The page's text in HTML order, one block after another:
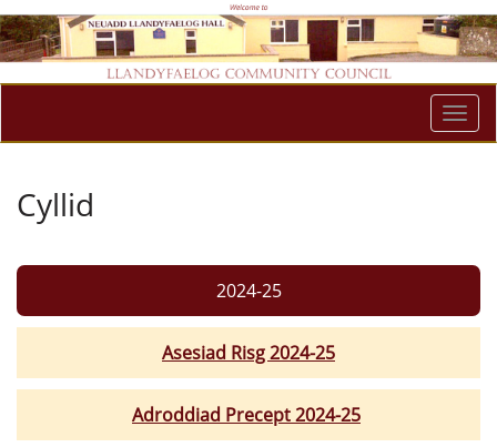
Cyllid
2024-25
Asesiad Risg 2024-25
Adroddiad Precept 2024-25